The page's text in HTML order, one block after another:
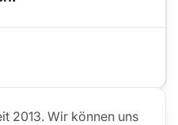
2013. Wir können uns